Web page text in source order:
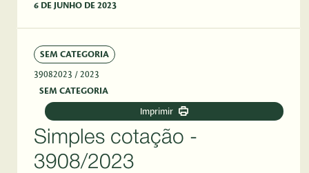
6 DE JUNHO DE 2023
SEM CATEGORIA
39082023 / 2023
SEM CATEGORIA
Imprimir
Simples cotação -
3908/2023